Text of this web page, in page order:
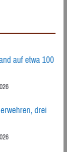
auf etwa 100
drei